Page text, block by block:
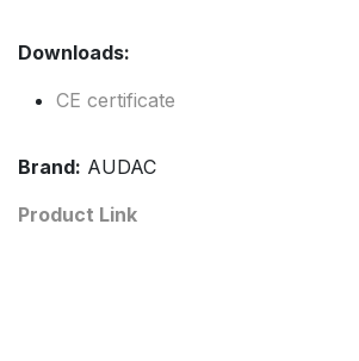
Downloads:
CE certificate
Brand: AUDAC
Product Link